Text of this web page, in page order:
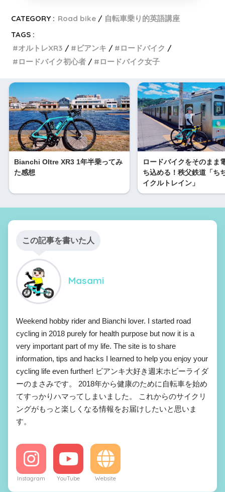
CATEGORY : Road bike
自転車乗り的英語講座
TAGS :
オルトレXR3
ビアンキ
ロードバイク
ロードバイク初心者
ロードバイク女子
Bianchi Oltre XR3 1年半乗ってみ
た感想
ロードバイクをそのまま
ち込める！秩父鉄道「ち
イクルトレイン」
この記事を書いた人
Masami
Weekend hobby rider and Bianchi lover. I started road
cycling in 2018 purely for health purpose but now it is a
very important part of my life. The site is to share
information, tips and hacks I learned to help you enjoy your
cycling life even further! ビアンキ大好き週末ホビーライダ
ーのまさみです。 2018年から健康のために自転車を始め
てすっかりハマってしまいました。 これからのサイクリ
ングがもっと楽しくなる情報をお届けしたいと思いま
す。
Instagram YouTube Website